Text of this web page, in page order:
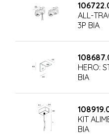
ALL-
3P BIA
HERO:
BIA
KIT
BIA